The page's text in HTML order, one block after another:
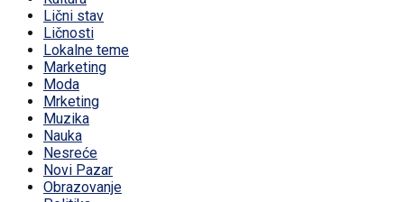
Lični stav
Ličnosti
Lokalne teme
Marketing
Moda
Mrketing
Muzika
Nauka
Nesreće
Novi Pazar
Obrazovanje